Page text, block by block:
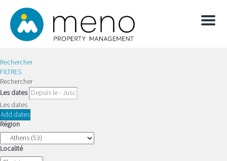
Menu
Rechercher
FILTRES
Rechercher
Les dates
Les dates
Add dates
Région
Localité